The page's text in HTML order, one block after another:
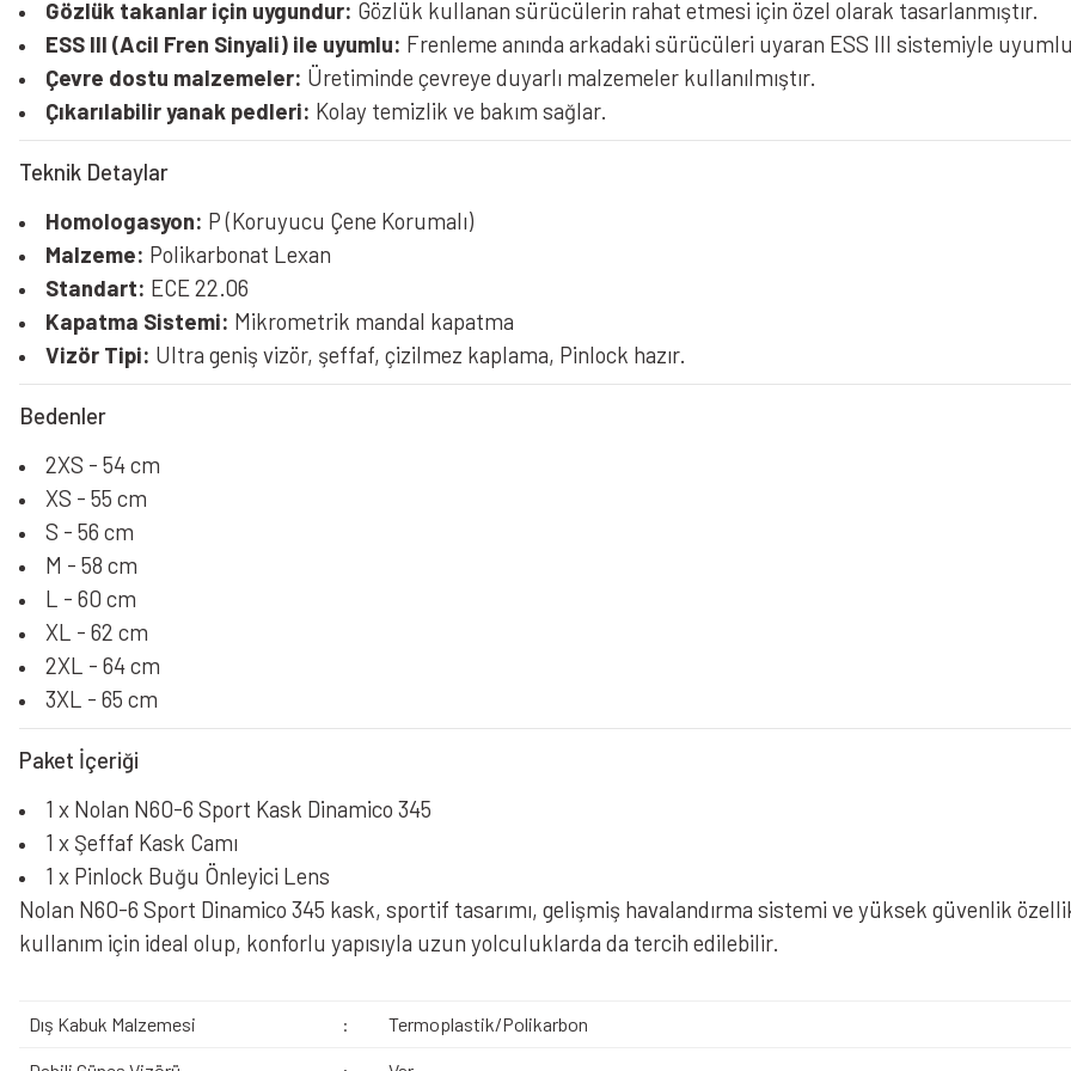
NOLAN N60-6 Sport Kask
Gözlük takanlar için uygundur: Gözlük kullanan sürücülerin rahat etmesi için özel olarak tasarlanmıştır.
ESS III (Acil Fren Sinyali) ile uyumlu: Frenleme anında arkadaki sürücüleri uyaran ESS III sistemiyle
Çevre dostu malzemeler: Üretiminde çevreye duyarlı malzemeler kullanılmıştır.
Çıkarılabilir yanak pedleri: Kolay temizlik ve bakım sağlar.
Teknik Detaylar
Homologasyon: P (Koruyucu Çene Korumalı)
Malzeme: Polikarbonat Lexan
Standart: ECE 22.06
Kapatma Sistemi: Mikrometrik mandal kapatma
Vizör Tipi: Ultra geniş vizör, şeffaf, çizilmez kaplama, Pinlock hazır.
Bedenler
2XS - 54 cm
XS - 55 cm
S - 56 cm
M - 58 cm
L - 60 cm
XL - 62 cm
2XL - 64 cm
3XL - 65 cm
Paket İçeriği
1 x Nolan N60-6 Sport Kask Dinamico 345
1 x Şeffaf Kask Camı
1 x Pinlock Buğu Önleyici Lens
Nolan N60-6 Sport Dinamico 345 kask, sportif tasarımı, gelişmiş havalandırma sistemi ve yüksek güvenlik
kullanım için ideal olup, konforlu yapısıyla uzun yolculuklarda da tercih edilebilir.
Dış Kabuk Malzemesi : Termoplastik/Polikarbon